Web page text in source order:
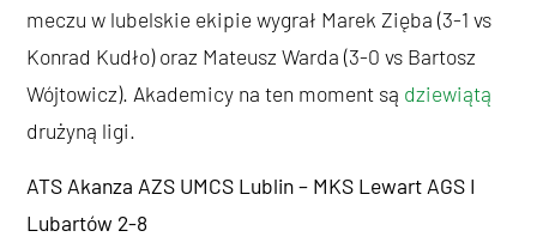
meczu w lubelskie ekipie wygrał Marek Zięba (3-1 vs
Konrad Kudło) oraz Mateusz Warda (3-0 vs Bartosz
Wójtowicz). Akademicy na ten moment są dziewiątą
drużyną ligi.
ATS Akanza AZS UMCS Lublin – MKS Lewart AGS I
Lubartów 2-8